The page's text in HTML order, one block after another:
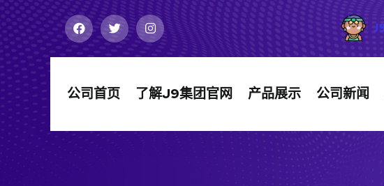
公司首页 了解J9集团官网 产品展示 公司新闻